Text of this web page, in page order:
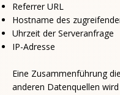
Referrer URL
Hostname des
Uhrzeit der Serveranfrage
IP-Adresse
Eine Zusammenführung
anderen Datenquellen